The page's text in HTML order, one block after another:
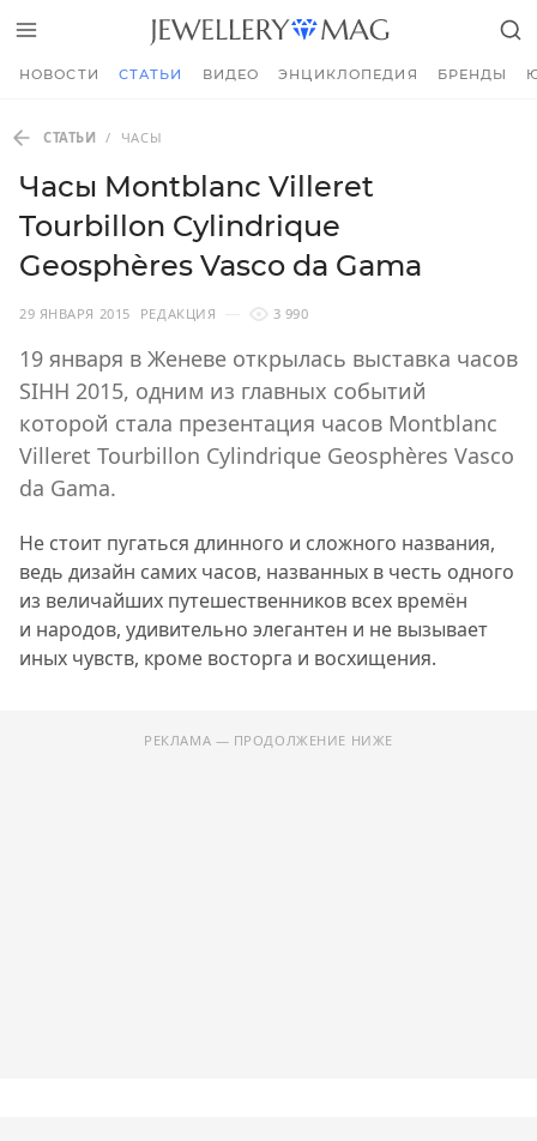
НОВОСТИ СТАТЬИ ВИДЕО ЭНЦИКЛОПЕДИЯ БРЕНДЫ
СТАТЬИ / ЧАСЫ
Часы Montblanc Villeret
Tourbillon Cylindrique
Geosphères Vasco da Gama
29 ЯНВАРЯ 2015 РЕДАКЦИЯ 3 990
19 января в Женеве открылась выставка часов
SIHH 2015, одним из главных событий
которой стала презентация часов Montblanc
Villeret Tourbillon Cylindrique Geosphères Vasco
da Gama.
Не стоит пугаться длинного и сложного названия,
ведь дизайн самих часов, названных в честь одного
из величайших путешественников всех времён
и народов, удивительно элегантен и не вызывает
иных чувств, кроме восторга и восхищения.
РЕКЛАМА — ПРОДОЛЖЕНИЕ НИЖЕ